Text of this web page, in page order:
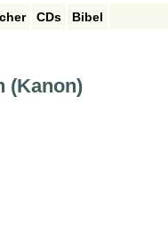
CDs
Bibel
(Kanon)